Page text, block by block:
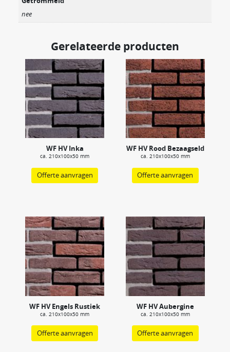
nee
Gerelateerde producten
WF HV Inka
ca. 210x100x50 mm
Offerte aanvragen
WF HV Rood Bezaagseld
ca. 210x100x50 mm
Offerte aanvragen
WF HV Engels Rustiek
ca. 210x100x50 mm
Offerte aanvragen
WF HV Aubergine
ca. 210x100x50 mm
Offerte aanvragen